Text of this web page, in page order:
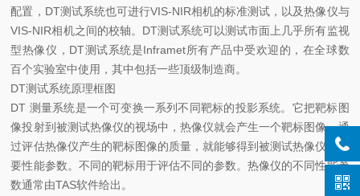
配置，DT测试系统也可进行VIS-NIR相机的标准测试，以及热像仪与
VIS-NIR相机之间的校轴。DT测试系统可以测试市面上几乎所有监视
型热像仪，DT测试系统是Inframet所有产品中受欢迎的，在全球数
百个实验室中使用，其中包括一些顶级制造商。
DT测试系统原理框图
DT 测量系统是一个可变换一系列不同靶标的投影系统。它把靶标图
像投射到被测试热像仪的视场中，热像仪就会产生一个靶标图像，通
过评估热像仪产生的靶标图像的质量，就能够得到被测试热像仪的重
要性能参数。不同的靶标用于评估不同的参数。热像仪的不同性能参
数通常由TAS软件给出。